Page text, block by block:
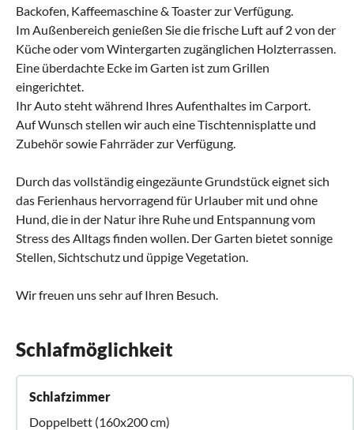
Backofen, Kaffeemaschine & Toaster zur Verfügung.
Im Außenbereich genießen Sie die frische Luft auf 2 von der
Küche oder vom Wintergarten zugänglichen Holzterrassen.
Eine überdachte Ecke im Garten ist zum Grillen
eingerichtet.
Ihr Auto steht während Ihres Aufenthaltes im Carport.
Auf Wunsch stellen wir auch eine Tischtennisplatte und
Zubehör sowie Fahrräder zur Verfügung.
Durch das vollständig eingezäunte Grundstück eignet sich
das Ferienhaus hervorragend für Urlauber mit und ohne
Hund, die in der Natur ihre Ruhe und Entspannung vom
Stress des Alltags finden wollen. Der Garten bietet sonnige
Stellen, Sichtschutz und üppige Vegetation.
Wir freuen uns sehr auf Ihren Besuch.
Schlafmöglichkeit
Schlafzimmer
Doppelbett (160x200 cm)